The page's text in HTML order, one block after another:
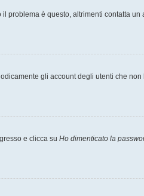
è questo, altrimenti contatta
gli account degli utenti che
e clicca su Ho dimenticato la